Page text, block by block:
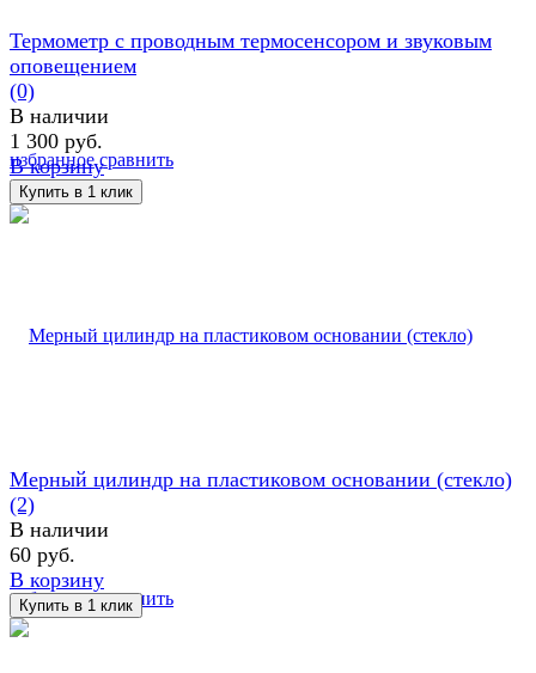
избранное сравнить
Термометр с проводным термосенсором и звуковым
оповещением
(0)
В наличии
1 300 руб.
В корзину
избранное сравнить
Мерный цилиндр на пластиковом основании (стекло)
(2)
В наличии
60 руб.
В корзину